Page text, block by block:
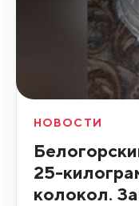
НОВОСТИ
25-
колокол.